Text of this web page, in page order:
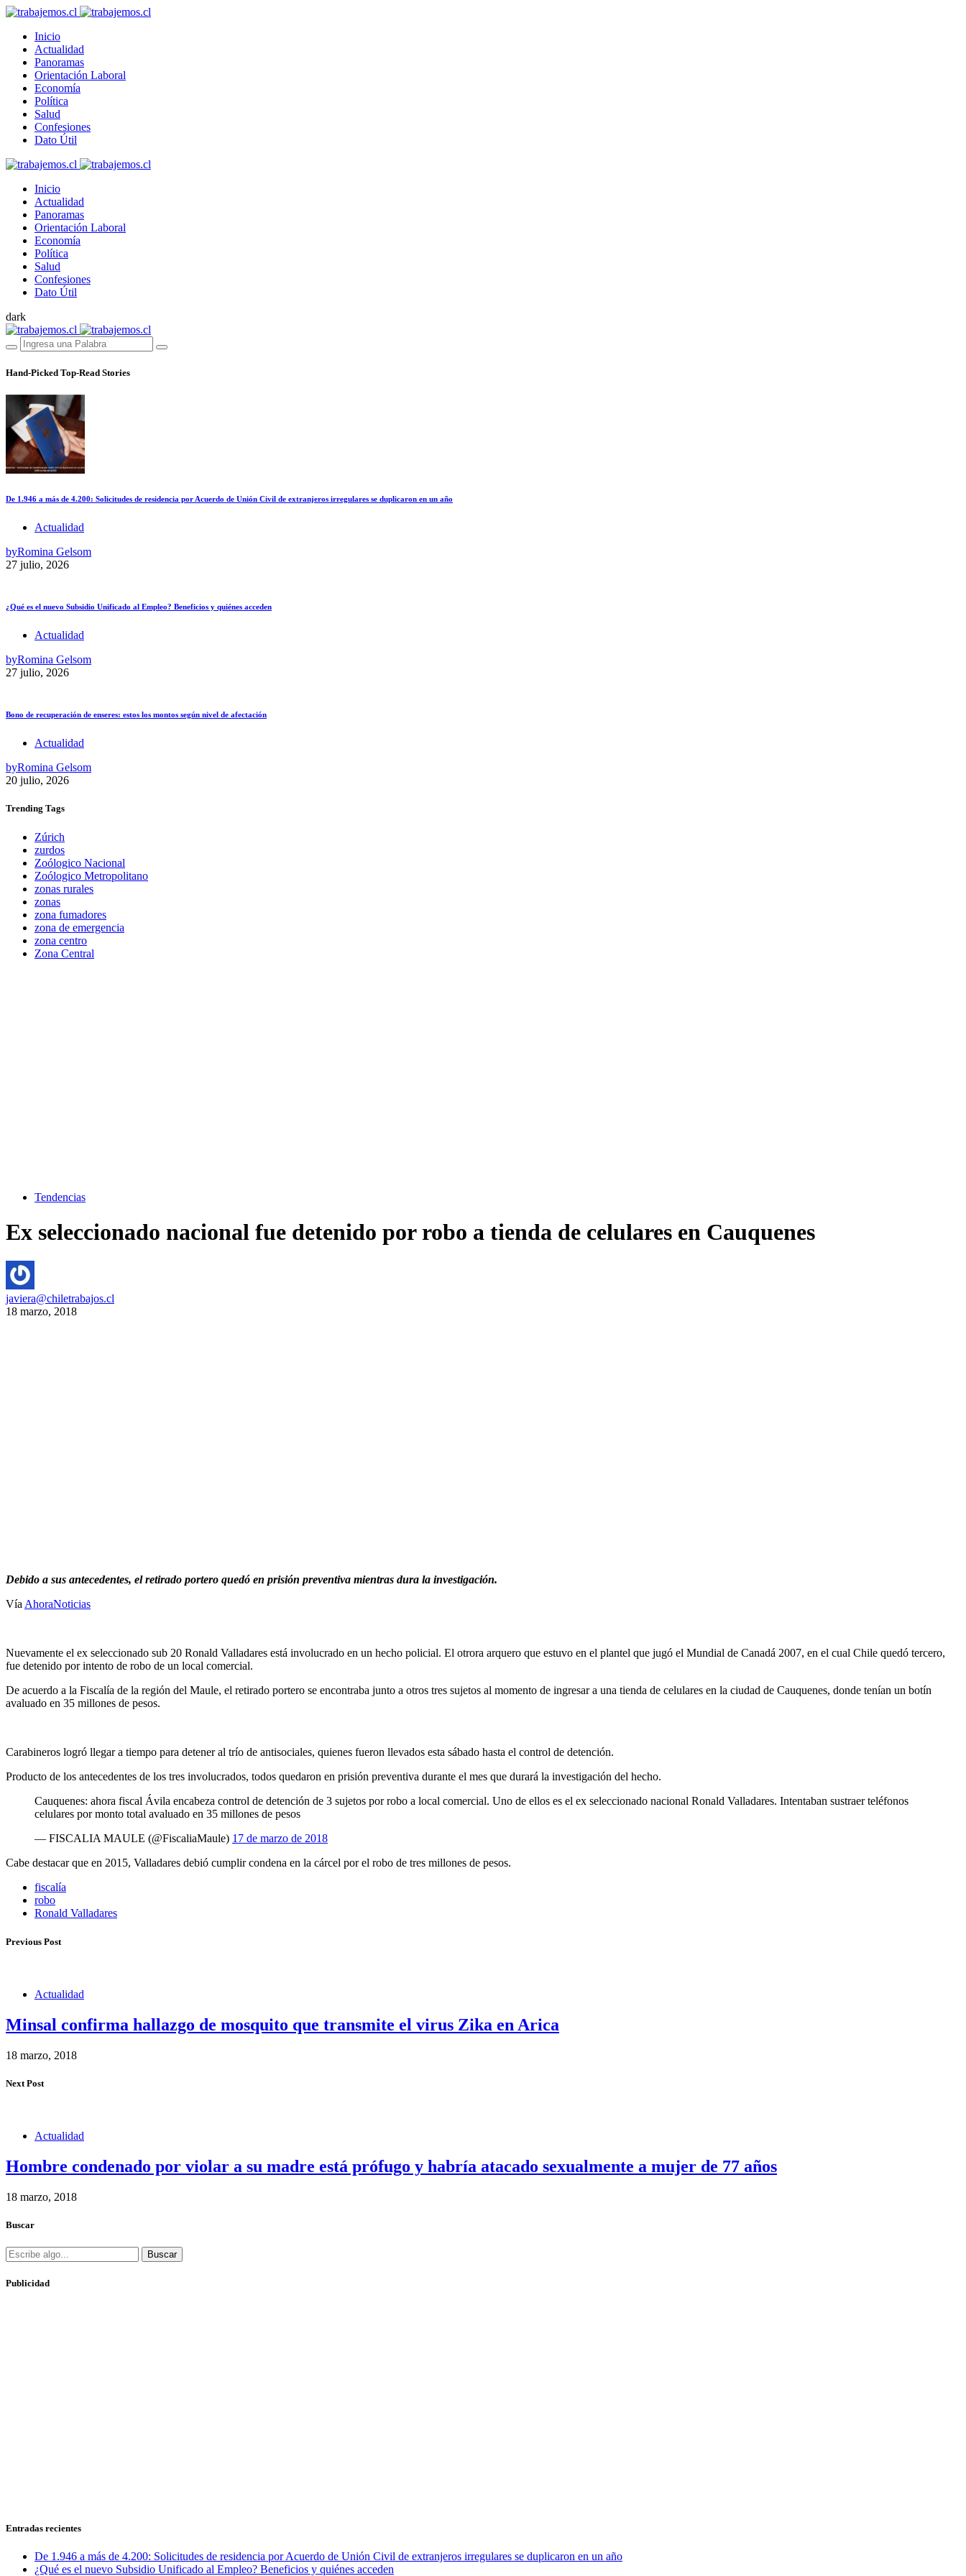
Inicio
Actualidad
Panoramas
Orientación Laboral
Economía
Política
Salud
Confesiones
Dato Útil
Inicio
Actualidad
Panoramas
Orientación Laboral
Economía
Política
Salud
Confesiones
Dato Útil
dark
Hand-Picked Top-Read Stories
De 1.946 a más de 4.200: Solicitudes de residencia por Acuerdo de Unión Civil de extranjeros irregulares se duplicaron en un año
Actualidad
byRomina Gelsom
27 julio, 2026
¿Qué es el nuevo Subsidio Unificado al Empleo? Beneficios y quiénes acceden
Actualidad
byRomina Gelsom
27 julio, 2026
Bono de recuperación de enseres: estos los montos según nivel de afectación
Actualidad
byRomina Gelsom
20 julio, 2026
Trending Tags
Zúrich
zurdos
Zoólogico Nacional
Zoólogico Metropolitano
zonas rurales
zonas
zona fumadores
zona de emergencia
zona centro
Zona Central
Tendencias
Ex seleccionado nacional fue detenido por robo a tienda de celulares en Cauquenes
javiera@chiletrabajos.cl
18 marzo, 2018
Debido a sus antecedentes, el retirado portero quedó en prisión preventiva mientras dura la investigación.
Vía AhoraNoticias
Nuevamente el ex seleccionado sub 20 Ronald Valladares está involucrado en un hecho policial. El otrora arquero que estuvo en el plantel que jugó el Mundial de Canadá 2007, en el cual Chile quedó tercero,
fue detenido por intento de robo de un local comercial.
De acuerdo a la Fiscalía de la región del Maule, el retirado portero se encontraba junto a otros tres sujetos al momento de ingresar a una tienda de celulares en la ciudad de Cauquenes, donde tenían un botín
avaluado en 35 millones de pesos.
Carabineros logró llegar a tiempo para detener al trío de antisociales, quienes fueron llevados esta sábado hasta el control de detención.
Producto de los antecedentes de los tres involucrados, todos quedaron en prisión preventiva durante el mes que durará la investigación del hecho.
Cauquenes: ahora fiscal Ávila encabeza control de detención de 3 sujetos por robo a local comercial. Uno de ellos es el ex seleccionado nacional Ronald Valladares. Intentaban sustraer teléfonos
celulares por monto total avaluado en 35 millones de pesos
— FISCALIA MAULE (@FiscaliaMaule) 17 de marzo de 2018
Cabe destacar que en 2015, Valladares debió cumplir condena en la cárcel por el robo de tres millones de pesos.
fiscalía
robo
Ronald Valladares
Previous Post
Actualidad
Minsal confirma hallazgo de mosquito que transmite el virus Zika en Arica
18 marzo, 2018
Next Post
Actualidad
Hombre condenado por violar a su madre está prófugo y habría atacado sexualmente a mujer de 77 años
18 marzo, 2018
Buscar
Buscar
Publicidad
Entradas recientes
De 1.946 a más de 4.200: Solicitudes de residencia por Acuerdo de Unión Civil de extranjeros irregulares se duplicaron en un año
¿Qué es el nuevo Subsidio Unificado al Empleo? Beneficios y quiénes acceden